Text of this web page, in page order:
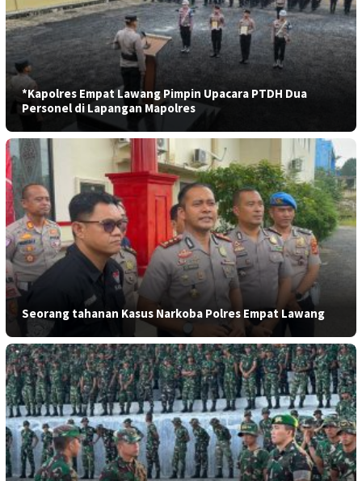
*Kapolres Empat Lawang Pimpin Upacara PTDH Dua
Personel di Lapangan Mapolres
Seorang tahanan Kasus Narkoba Polres Empat Lawang